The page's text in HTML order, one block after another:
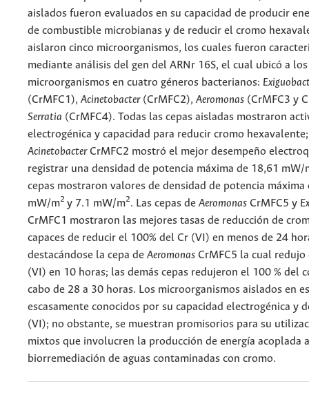
aislados fueron evaluados en su capacidad de producir
de combustible microbianas y de reducir el cromo
aislaron cinco microorganismos, los cuales fueron
mediante análisis del gen del ARNr 16S, el cual ubicó a los
microorganismos en cuatro géneros bacterianos:
(CrMFC1), Acinetobacter (CrMFC2), Aeromonas (CrMFC3 y
Serratia (CrMFC4). Todas las cepas aisladas mostraron
electrogénica y capacidad para reducir cromo
AcinetobacterCrMFC2 mostró el mejor desempeño
registrar una densidad de potencia máxima de 18,61 mW/
cepas mostraron valores de densidad de potencia máxima
mW/m2 y 7.1 mW/m2. Las cepas de Aeromonas CrMFC5 y
CrMFC1 mostraron las mejores tasas de reducción de
capaces de reducir el 100% del Cr (VI) en menos de 24
destacándose la cepa de Aeromonas CrMFC5 la cual redujo
(VI) en 10 horas; las demás cepas redujeron el 100 % del
cabo de 28 a 30 horas. Los microorganismos aislados en
escasamente conocidos por su capacidad electrogénica y
(VI); no obstante, se muestran promisorios para su
mixtos que involucren la producción de energía acoplada
biorremediación de aguas contaminadas con cromo.